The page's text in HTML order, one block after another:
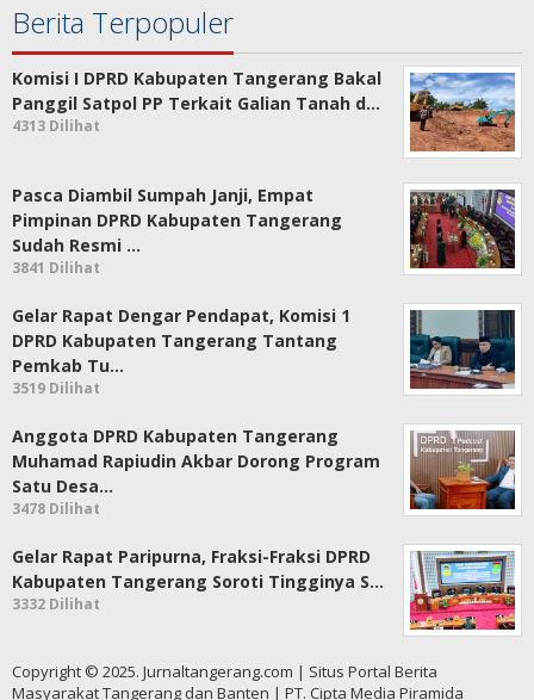
Berita Terpopuler
Komisi I DPRD Kabupaten Tangerang Bakal
Panggil Satpol PP Terkait Galian Tanah d…
4313 Dilihat
Pasca Diambil Sumpah Janji, Empat
Pimpinan DPRD Kabupaten Tangerang
Sudah Resmi …
3841 Dilihat
Gelar Rapat Dengar Pendapat, Komisi 1
DPRD Kabupaten Tangerang Tantang
Pemkab Tu…
3519 Dilihat
Anggota DPRD Kabupaten Tangerang
Muhamad Rapiudin Akbar Dorong Program
Satu Desa…
3478 Dilihat
Gelar Rapat Paripurna, Fraksi-Fraksi DPRD
Kabupaten Tangerang Soroti Tingginya S…
3332 Dilihat
Copyright © 2025. Jurnaltangerang.com | Situs Portal Berita
Masyarakat Tangerang dan Banten | PT. Cipta Media Piramida